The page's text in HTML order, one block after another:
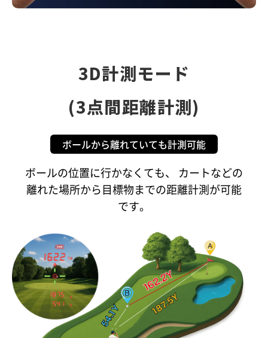
3D計測モード
(3点間距離計測)
ボールから離れていても計測可能
ボールの位置に行かなくても、 カートなどの
離れた場所から目標物までの距離計測が可能
です。